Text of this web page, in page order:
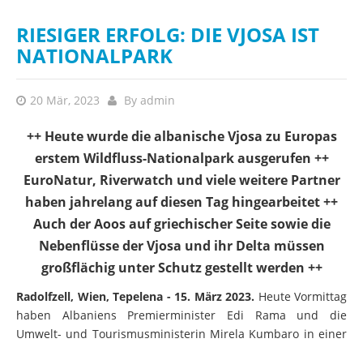
RIESIGER ERFOLG: DIE VJOSA IST
NATIONALPARK
20 Mär, 2023 By admin
++ Heute wurde die albanische Vjosa zu Europas
erstem Wildfluss-Nationalpark ausgerufen ++
EuroNatur, Riverwatch und viele weitere Partner
haben jahrelang auf diesen Tag hingearbeitet ++
Auch der Aoos auf griechischer Seite sowie die
Nebenflüsse der Vjosa und ihr Delta müssen
großflächig unter Schutz gestellt werden ++
Radolfzell, Wien, Tepelena - 15. März 2023. Heute Vormittag
haben Albaniens Premierminister Edi Rama und die
Umwelt- und Tourismusministerin Mirela Kumbaro in einer